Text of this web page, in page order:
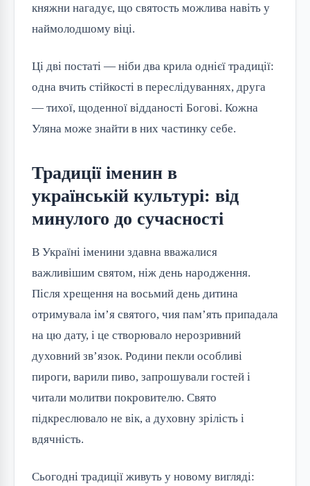
княжни нагадує, що святость можлива навіть у
наймолодшому віці.
Ці дві постаті — ніби два крила однієї традиції:
одна вчить стійкості в переслідуваннях, друга
— тихої, щоденної відданості Богові. Кожна
Уляна може знайти в них частинку себе.
Традиції іменин в
українській культурі: від
минулого до сучасності
В Україні іменини здавна вважалися
важливішим святом, ніж день народження.
Після хрещення на восьмий день дитина
отримувала ім’я святого, чия пам’ять припадала
на цю дату, і це створювало нерозривний
духовний зв’язок. Родини пекли особливі
пироги, варили пиво, запрошували гостей і
читали молитви покровителю. Свято
підкреслювало не вік, а духовну зрілість і
вдячність.
Сьогодні традиції живуть у новому вигляді: